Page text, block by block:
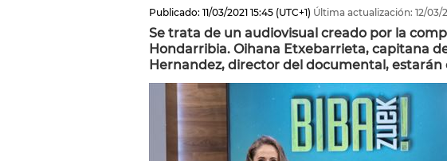
Publicado: 11/03/2021 15:45 (UTC+1) Última actualización: 12/03/
Se trata de un audiovisual creado por la
Hondarribia. Oihana Etxebarrieta, capitana
Hernandez, director del documental,